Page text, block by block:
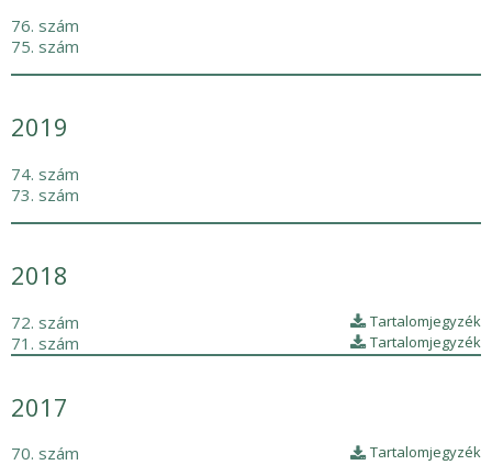
76. szám
75. szám
2019
74. szám
73. szám
2018
72. szám Tartalomjegyzék
71. szám Tartalomjegyzék
2017
70. szám Tartalomjegyzék